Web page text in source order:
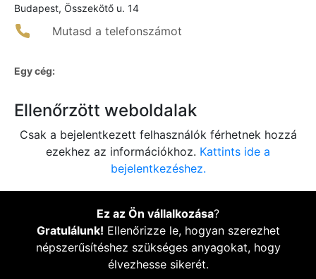
Budapest, Összekötő u. 14
Mutasd a telefonszámot
Egy cég:
Ellenőrzött weboldalak
Csak a bejelentkezett felhasználók férhetnek hozzá
ezekhez az információkhoz. Kattints ide a
bejelentkezéshez.
Ez az Ön vállalkozása?
Gratulálunk! Ellenőrizze le, hogyan szerezhet
népszerűsítéshez szükséges anyagokat, hogy
élvezhesse sikerét.